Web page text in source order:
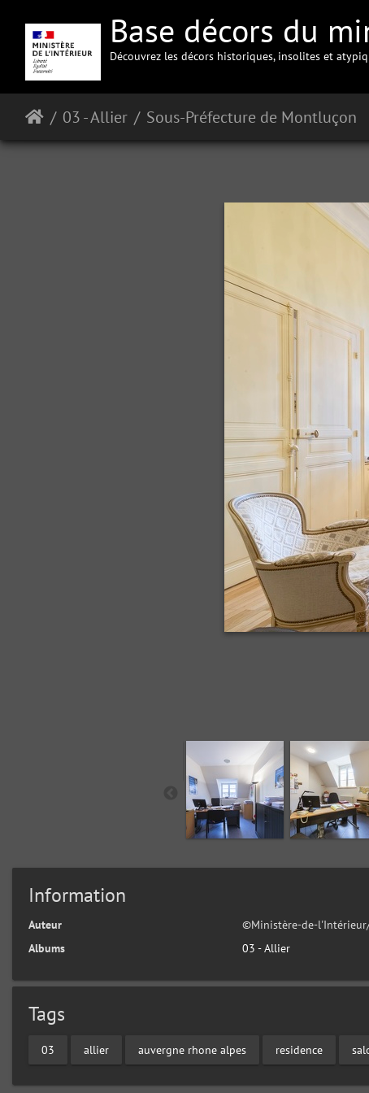
Base décors du
Découvrez les décors historiques, insolites et
03 - Allier Sous-Préfecture de Montluçon
Information
Auteur
©Ministère-de-l'Intérieur/
Albums
03 - Allier
Tags
03 allier auvergne rhone alpes residence